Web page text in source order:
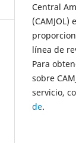
Central
(CAMJOL)
línea de
Para
sobre
servicio,
de.